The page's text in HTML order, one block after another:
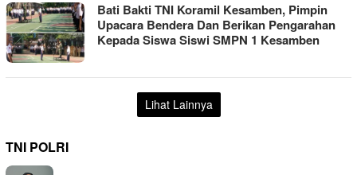
Bati Bakti TNI Koramil Kesamben, Pimpin
Upacara Bendera Dan Berikan Pengarahan
Kepada Siswa Siswi SMPN 1 Kesamben
Lihat Lainnya
TNI POLRI